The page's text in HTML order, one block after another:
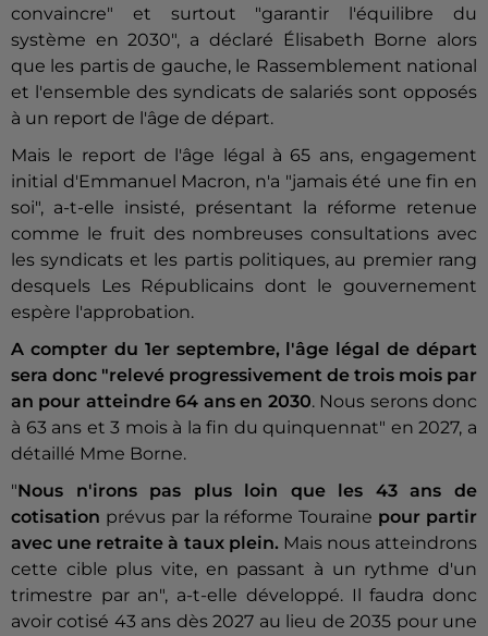
convaincre" et surtout "garantir l'équilibre du
système en 2030", a déclaré Élisabeth Borne alors
que les partis de gauche, le Rassemblement national
et l'ensemble des syndicats de salariés sont opposés
à un report de l'âge de départ.
Mais le report de l'âge légal à 65 ans, engagement
initial d'Emmanuel Macron, n'a "jamais été une fin en
soi", a-t-elle insisté, présentant la réforme retenue
comme le fruit des nombreuses consultations avec
les syndicats et les partis politiques, au premier rang
desquels Les Républicains dont le gouvernement
espère l'approbation.
A compter du 1er septembre, l'âge légal de départ
sera donc "relevé progressivement de trois mois par
an pour atteindre 64 ans en 2030. Nous serons donc
à 63 ans et 3 mois à la fin du quinquennat" en 2027, a
détaillé Mme Borne.
"Nous n'irons pas plus loin que les 43 ans de
cotisation prévus par la réforme Touraine pour partir
avec une retraite à taux plein. Mais nous atteindrons
cette cible plus vite, en passant à un rythme d'un
trimestre par an", a-t-elle développé. Il faudra donc
avoir cotisé 43 ans dès 2027 au lieu de 2035 pour une